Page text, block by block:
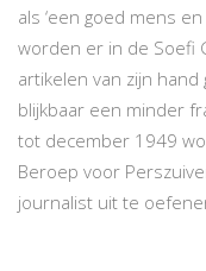
als ‘een goed mens
worden er in de Soefi
artikelen van zijn
blijkbaar een minder
tot december 1949
Beroep voor
journalist uit te